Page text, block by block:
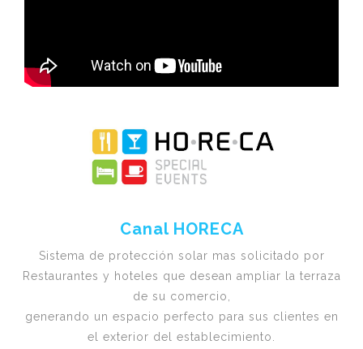
Canal HORECA
Sistema de protección solar mas solicitado por
Restaurantes y hoteles que desean ampliar la terraza
de su comercio,
generando un espacio perfecto para sus clientes en
el exterior del establecimiento.